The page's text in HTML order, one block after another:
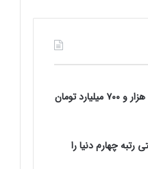
تنوع زیستی کشور به حداقل هزار و ۷۰۰ میلیارد تومان
چهارم دنیا را